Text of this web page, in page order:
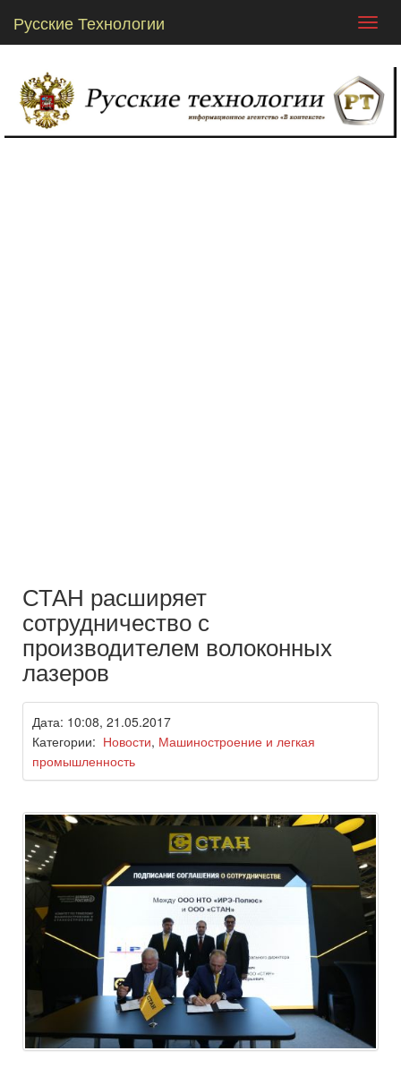
Русские Технологии
СТАН расширяет
сотрудничество с
производителем волоконных
лазеров
Дата: 10:08, 21.05.2017
Категории: Новости, Машиностроение и легкая
промышленность